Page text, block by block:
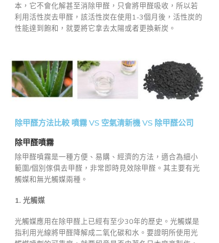
本，它不會化解甚至消除甲醛，只會將甲醛吸收，所以若
利用活性炭去甲醛，該活性炭在使用1-3個月後，活性炭的
性能達到飽和，就要將它拿去太陽或者更換新炭。
除甲醛方法比較 噴霧 VS 空氣清新機 VS 除甲醛公司
除甲醛噴霧
除甲醛噴霧是一種方便、易購、經濟的方法，適合為細小
範圍/個別傢俱去甲醛，非常即時見效除甲醛。其主要有光
觸媒和無光觸媒兩種。
1. 光觸媒
光觸媒應用在除甲醛上已經有至少30年的歷史。光觸媒是
指利用光線將甲醛降解成二氧化碳和水。要證明所使用光